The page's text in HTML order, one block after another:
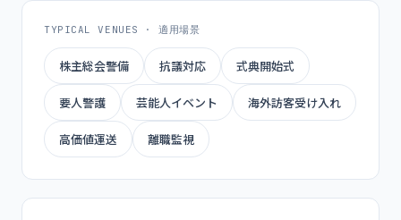
TYPICAL VENUES · 適用場景
株主総会警備 抗議対応 式典開始式
要人警護 芸能人イベント 海外訪客受け入れ
高価値運送 離職監視